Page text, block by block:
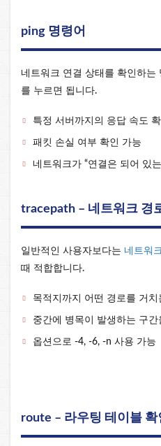
ping 명령어
네트워크 연결 상태를 확인하는
를 누르면 됩니다.
특정 서버까지의 응답 속도
패킷 손실 여부 확인 가능
네트워크가 “연결은 되어 있
tracepath – 네트워크 경
일반적인 사용자보다는 네트워
때 적합합니다.
목적지까지 어떤 경로를 거치
중간에 병목이 발생하는 구
옵션으로 -4, -6, -n 사용 가능
route – 라우팅 테이블 확